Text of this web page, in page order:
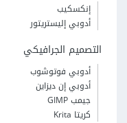
إنكسكيب
أدوبي إليستريتور
التصميم الجرافيكي
أدوبي فوتوشوب
أدوبي إن ديزاين
جيمب GIMP
كريتا Krita